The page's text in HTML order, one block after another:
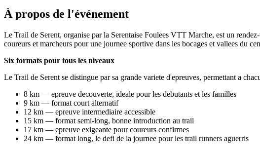
À propos de l'événement
Le Trail de Serent, organise par la Serentaise Foulees VTT Marche, est un
coureurs et marcheurs pour une journee sportive dans les bocages et vallees du
Six formats pour tous les niveaux
Le Trail de Serent se distingue par sa grande variete d'epreuves, permettant a
8 km — epreuve decouverte, ideale pour les debutants et les familles
9 km — format court alternatif
12 km — epreuve intermediaire accessible
15 km — format semi-long, bonne introduction au trail
17 km — epreuve exigeante pour coureurs confirmes
24 km — format long, le defi de la journee pour les trail runners aguerris